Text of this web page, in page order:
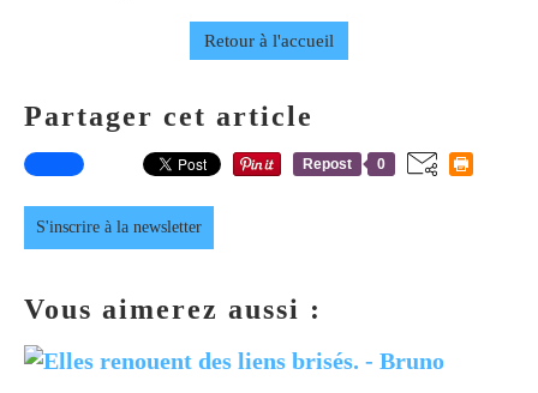
Retour à l'accueil
Partager cet article
Repost 0
S'inscrire à la newsletter
Vous aimerez aussi :